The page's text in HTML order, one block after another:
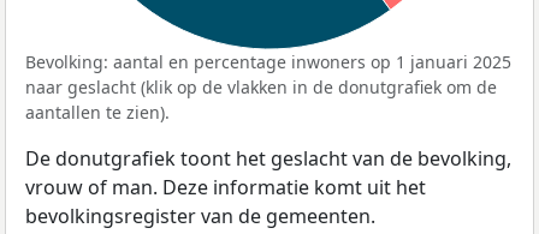
Bevolking: aantal en percentage inwoners op 1 januari 2025
naar geslacht (klik op de vlakken in de donutgrafiek om de
aantallen te zien).
De donutgrafiek toont het geslacht van de bevolking,
vrouw of man. Deze informatie komt uit het
bevolkingsregister van de gemeenten.